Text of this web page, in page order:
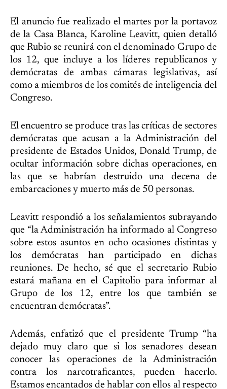
El anuncio fue realizado el martes por la portavoz
de la Casa Blanca, Karoline Leavitt, quien detalló
que Rubio se reunirá con el denominado Grupo de
los 12, que incluye a los líderes republicanos y
demócratas de ambas cámaras legislativas, así
como a miembros de los comités de inteligencia del
Congreso.
El encuentro se produce tras las críticas de sectores
demócratas que acusan a la Administración del
presidente de Estados Unidos, Donald Trump, de
ocultar información sobre dichas operaciones, en
las que se habrían destruido una decena de
embarcaciones y muerto más de 50 personas.
Leavitt respondió a los señalamientos subrayando
que “la Administración ha informado al Congreso
sobre estos asuntos en ocho ocasiones distintas y
los demócratas han participado en dichas
reuniones. De hecho, sé que el secretario Rubio
estará mañana en el Capitolio para informar al
Grupo de los 12, entre los que también se
encuentran demócratas”.
Además, enfatizó que el presidente Trump “ha
dejado muy claro que si los senadores desean
conocer las operaciones de la Administración
contra los narcotraficantes, pueden hacerlo.
Estamos encantados de hablar con ellos al respecto